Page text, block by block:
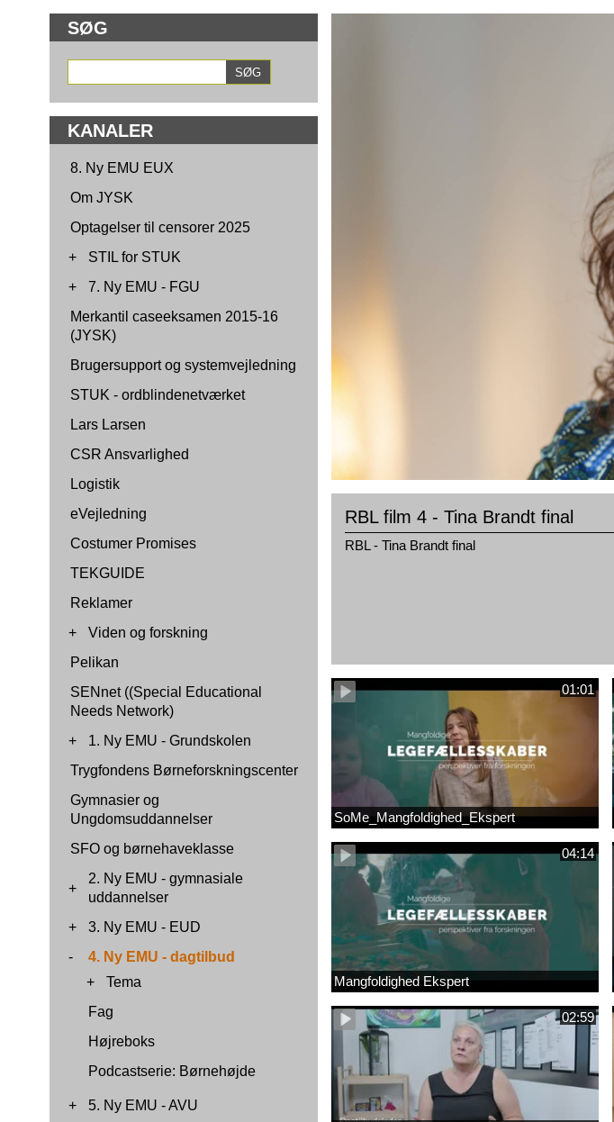
SØG
KANALER
8. Ny EMU EUX
Om JYSK
Optagelser til censorer 2025
+
STIL for STUK
+
7. Ny EMU - FGU
Merkantil caseeksamen 2015-16
(JYSK)
Brugersupport og systemvejledning
STUK - ordblindenetværket
Lars Larsen
CSR Ansvarlighed
Logistik
eVejledning
Costumer Promises
TEKGUIDE
Reklamer
+
Viden og forskning
Pelikan
SENnet ((Special Educational
Needs Network)
+
1. Ny EMU - Grundskolen
Trygfondens Børneforskningscenter
Gymnasier og
Ungdomsuddannelser
SFO og børnehaveklasse
+
2. Ny EMU - gymnasiale
uddannelser
+
3. Ny EMU - EUD
-
4. Ny EMU - dagtilbud
+
Tema
Fag
Højreboks
Podcastserie: Børnehøjde
+
5. Ny EMU - AVU
RBL film 4 - Tina Brandt final
RBL - Tina Brandt final
01:01
SoMe_Mangfoldighed_Ekspert
04:14
Mangfoldighed Ekspert
02:59